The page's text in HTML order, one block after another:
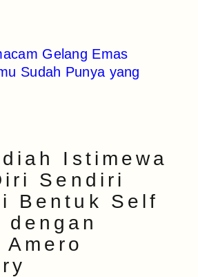
Gelang Emas
Sudah Punya yang
Istimewa
Sendiri
Bentuk Self
dengan